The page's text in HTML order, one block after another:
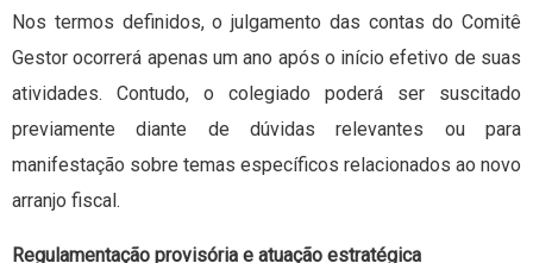
Nos termos definidos, o julgamento das contas do Comitê
Gestor ocorrerá apenas um ano após o início efetivo de suas
atividades. Contudo, o colegiado poderá ser suscitado
previamente diante de dúvidas relevantes ou para
manifestação sobre temas específicos relacionados ao novo
arranjo fiscal.
Regulamentação provisória e atuação estratégica